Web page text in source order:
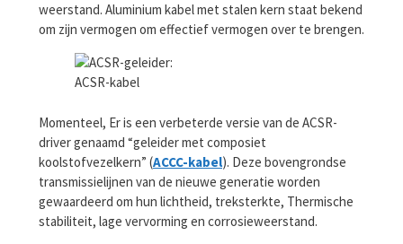
weerstand. Aluminium kabel met stalen kern staat bekend
om zijn vermogen om effectief vermogen over te brengen.
ACSR-kabel
Momenteel, Er is een verbeterde versie van de ACSR-
driver genaamd “geleider met composiet
koolstofvezelkern” (ACCC-kabel). Deze bovengrondse
transmissielijnen van de nieuwe generatie worden
gewaardeerd om hun lichtheid, treksterkte, Thermische
stabiliteit, lage vervorming en corrosieweerstand.